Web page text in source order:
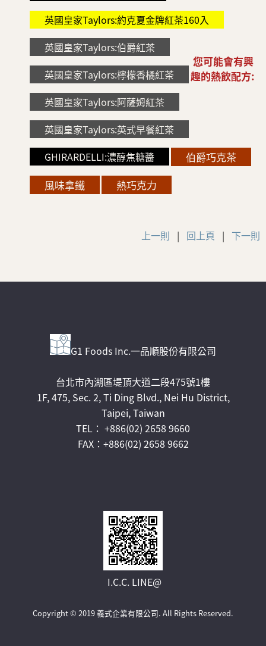
英國皇家Taylors:約克夏金牌紅茶160入
英國皇家Taylors:伯爵紅茶
英國皇家Taylors:檸檬香橘紅茶
英國皇家Taylors:阿薩姆紅茶
英國皇家Taylors:英式早餐紅茶
GHIRARDELLI:濃醇焦糖醬
您可能會有興
趣的熱飲配方:
伯爵巧克茶
風味拿鐵
熱巧克力
上一則 | 回上頁 | 下一則
G1 Foods Inc.一品順股份有限公司
台北市內湖區堤頂大道二段475號1樓
1F, 475, Sec. 2, Ti Ding Blvd., Nei Hu District,
Taipei, Taiwan
TEL： +886(02) 2658 9660
FAX：+886(02) 2658 9662
I.C.C. LINE@
Copyright © 2019 義式企業有限公司. All Rights Reserved.